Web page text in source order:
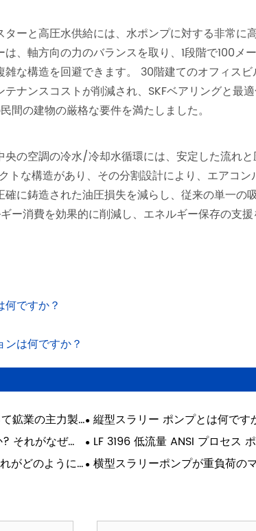
ーと高圧水供給には、水ポンプに対する非常に
、軸方向の力のバランスを取り、1段階で100メ
な構造を回避できます。 30階建てのオフィス
ナンスコストが削減され、SKFベアリングと最
の建物の厳格な要件を満たしました。
の空調の冷水/冷却水循環には、安定した流れと
トな構造があり、その分割設計により、エアコ
に鋳造された油圧損失を減らし、従来の単一の
ー消費を効果的に削減し、エネルギー保存の支援
ですか？
は何ですか？
鉱業の主力製
縦型スラリー ポンプとは何です
用途に不可欠なのでしょうか?
それがなぜ重
LF 31​​96 低流量 ANSI プロセス
由は何ですか?
がどのように
横型スラリーポンプが重負荷の